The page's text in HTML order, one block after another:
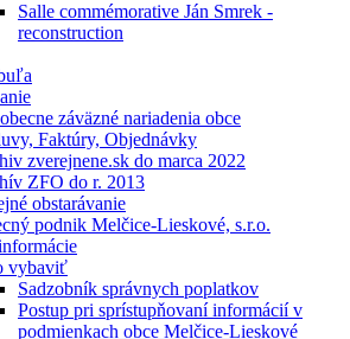
Salle commémorative Ján Smrek -
reconstruction
záväzné nariadenia obce
Faktúry, Objednávky
zverejnene.sk do marca 2022
ZFO do r. 2013
obstarávanie
podnik Melčice-Lieskové, s.r.o.
vybaviť
Sadzobník správnych poplatkov
Postup pri sprístupňovaní informácií v
podmienkach obce Melčice-Lieskové